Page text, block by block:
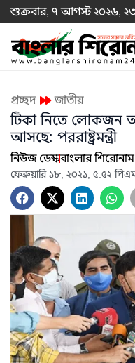
শুক্রবার, ৭ আগস্ট ২০২৬,
প্রচ্ছদ জাতীয়
টিকা নিতে লোকজন
আসছে: পররাষ্ট্রমন্ত্রী
নিউজ ডেস্কবাংলার শিরোনাম
ফেব্রুয়ারি ১৮, ২০২১, ৫:৫২